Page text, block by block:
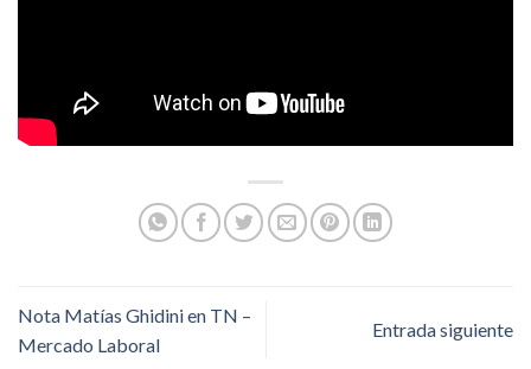
Nota Matías Ghidini en TN –
Mercado Laboral
Entrada siguiente